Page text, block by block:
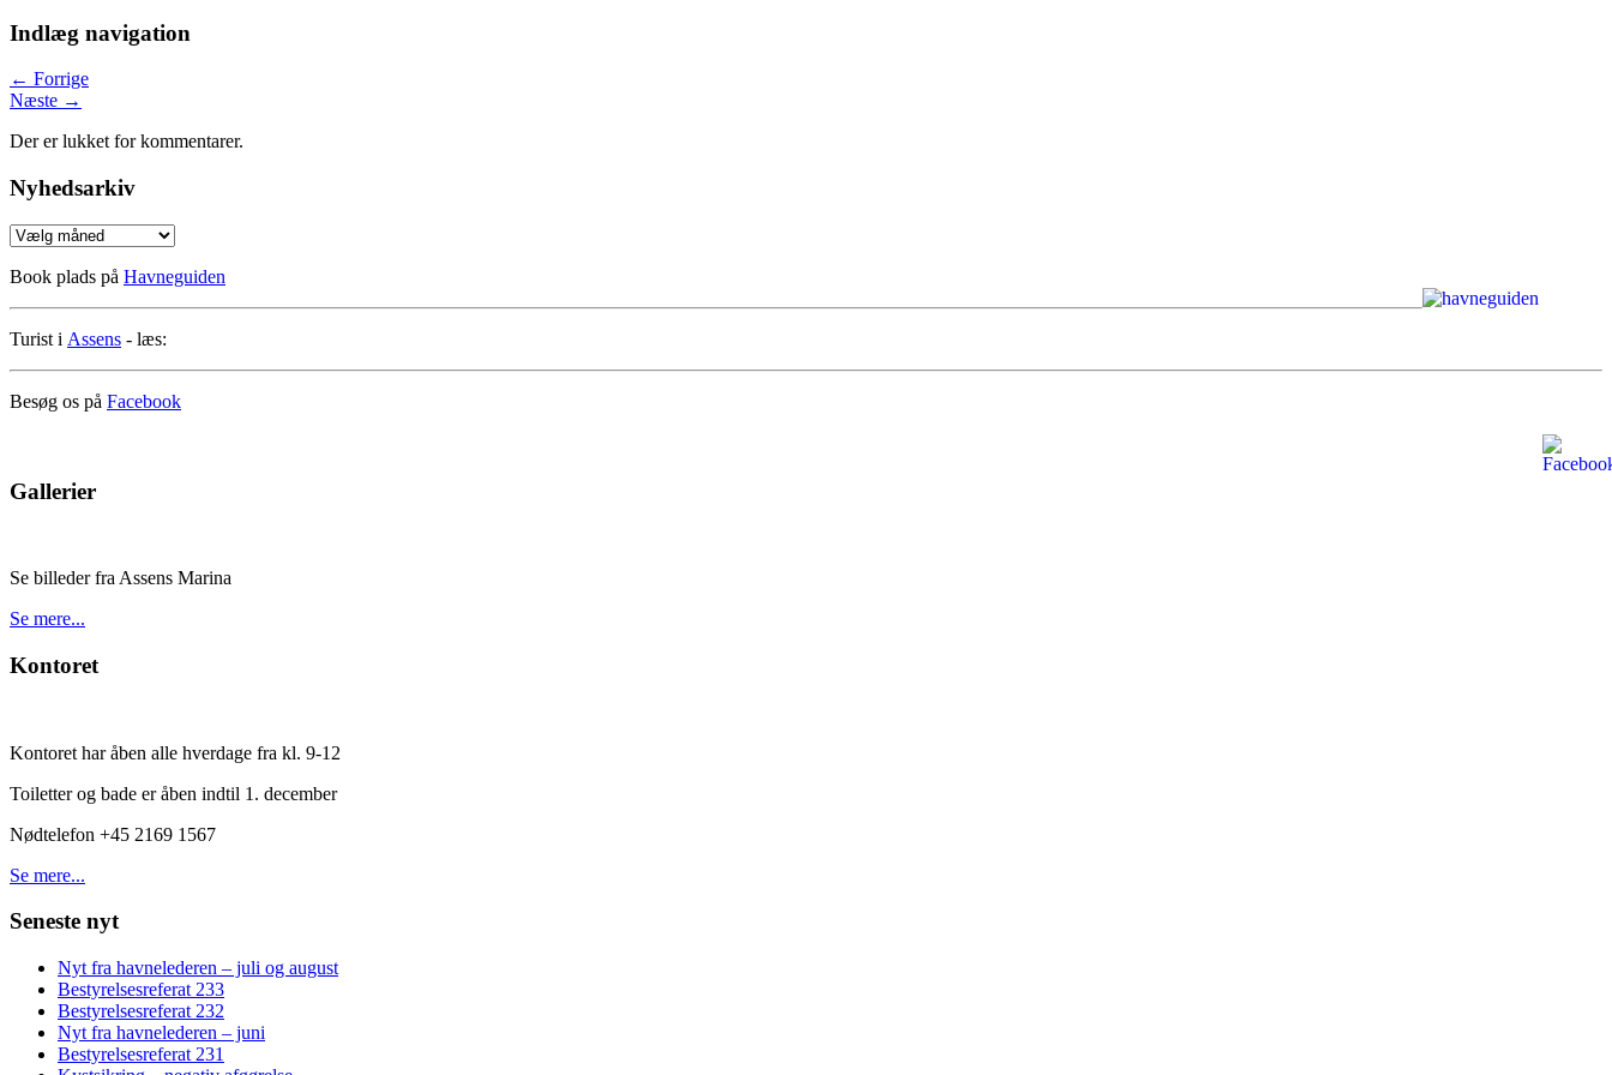
Indlæg navigation
← Forrige
Næste →
Der er lukket for kommentarer.
Nyhedsarkiv
Nyhedsarkiv
Book plads på Havneguiden
Turist i Assens - læs:
Besøg os på Facebook
Gallerier
Se billeder fra Assens Marina
Se mere...
Kontoret
Kontoret har åben alle hverdage fra kl. 9-12
Toiletter og bade er åben indtil 1. december
Nødtelefon +45 2169 1567
Se mere...
Seneste nyt
Nyt fra havnelederen – juli og august
Bestyrelsesreferat 233
Bestyrelsesreferat 232
Nyt fra havnelederen – juni
Bestyrelsesreferat 231